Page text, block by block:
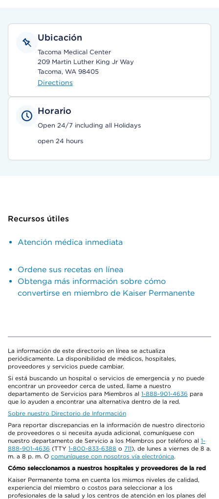
Ubicación
Tacoma Medical Center
209 Martin Luther King Jr Way
Tacoma, WA 98405
Directions
Horario
Open 24/7 including all Holidays
open 24 hours
Recursos útiles
Atención médica inmediata
Ordene sus recetas en línea
Obtenga más información sobre cómo
convertirse en miembro de Kaiser Permanente
La información de este directorio en línea se actualiza
periódicamente. La disponibilidad de médicos, hospitales,
proveedores y servicios puede cambiar.
Si está buscando un hospital o servicios de emergencia y no puede
encontrar un proveedor cerca de usted, llame a nuestro
departamento de Servicios para Miembros al 1-888-901-4636 para
que lo ayuden a encontrar una alternativa dentro de la red.
Sobre nuestro Directorio de Información
Para reportar discrepancias en la información de nuestro directorio
de proveedores o si necesita ayuda adicional, comuníquese con
nuestro departamento de Servicio a los Miembros por teléfono al 1-
888-901-4636 (TTY 1-800-833-6388 o 711), de lunes a viernes de 8 a.
m. a 8 p. m. O comuníquese con nosotros vía electrónica.
Cómo seleccionamos a nuestros hospitales y proveedores de la red
Kaiser Permanente toma en cuenta los mismos niveles de calidad,
experiencia del miembro o costos para seleccionar a los
profesionales de la salud y los centros de atención en los planes del